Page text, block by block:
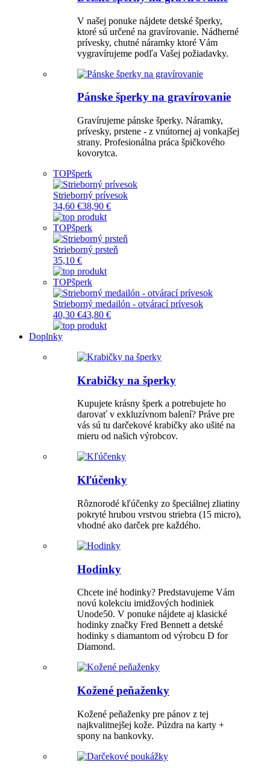
V našej ponuke nájdete detské šperky,
ktoré sú určené na gravírovanie. Nádherné
prívesky, chutné náramky ktoré Vám
vygravírujeme podľa Vašej požiadavky.
Pánske šperky na gravírovanie
Gravírujeme pánske šperky. Náramky,
prívesky, prstene - z vnútornej aj vonkajšej
strany. Profesionálna práca špičkového
kovorytca.
TOPšperk
Strieborný prívesok
34,60 €38,90 €
TOPšperk
Strieborný prsteň
35,10 €
TOPšperk
Strieborný medailón - otvárací prívesok
40,30 €43,80 €
Doplnky
Krabičky na šperky
Kupujete krásny šperk a potrebujete ho
darovať v exkluzívnom balení? Práve pre
vás sú tu darčekové krabičky ako ušité na
mieru od našich výrobcov.
Kľúčenky
Rôznorodé kľúčenky zo špeciálnej zliatiny
pokryté hrubou vrstvou striebra (15 micro),
vhodné ako darček pre každého.
Hodinky
Chcete iné hodinky? Predstavujeme Vám
novú kolekciu imidžových hodiniek
Unode50. V ponuke nájdete aj klasické
hodinky značky Fred Bennett a detské
hodinky s diamantom od výrobcu D for
Diamond.
Kožené peňaženky
Kožené peňaženky pre pánov z tej
najkvalitnejšej kože. Púzdra na karty +
spony na bankovky.